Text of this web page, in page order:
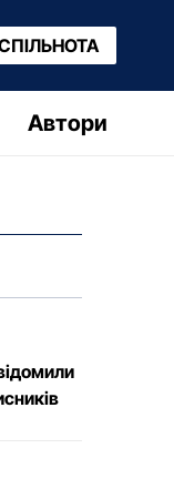
Автори